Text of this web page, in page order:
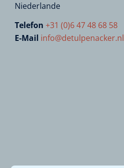
Niederlande
Telefon +31 (0)6 47 48 68 58
E-Mail info@detulpenacker.nl